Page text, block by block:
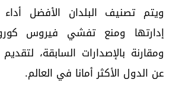
ويتم تصنيف البلدان الأفضل
إدارتها ومنع تفشي فيروس
ومقارنة بالإصدارات السابقة،
عن الدول الأكثر أمانا في العالم.